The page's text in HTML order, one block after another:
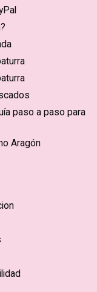
paso a paso para
Aragón